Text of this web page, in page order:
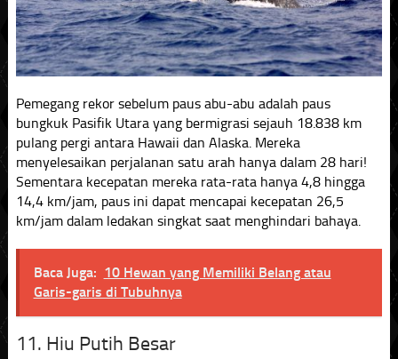
Pemegang rekor sebelum paus abu-abu adalah paus
bungkuk Pasifik Utara yang bermigrasi sejauh 18.838 km
pulang pergi antara Hawaii dan Alaska. Mereka
menyelesaikan perjalanan satu arah hanya dalam 28 hari!
Sementara kecepatan mereka rata-rata hanya 4,8 hingga
14,4 km/jam, paus ini dapat mencapai kecepatan 26,5
km/jam dalam ledakan singkat saat menghindari bahaya.
Baca Juga: 10 Hewan yang Memiliki Belang atau
Garis-garis di Tubuhnya
11. Hiu Putih Besar